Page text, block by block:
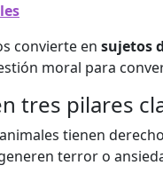
convierte en sujetos
moral para
tres pilares
tienen
terror o